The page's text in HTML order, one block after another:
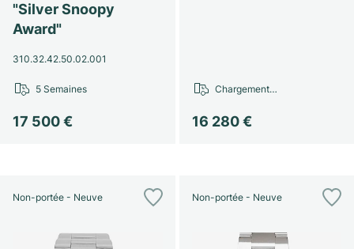
"Silver Snoopy
Award"
310.32.42.50.02.001
17 500 €
5 Semaines
16 280 €
Chargement…
Non-portée - Neuve Non-portée - Neuve